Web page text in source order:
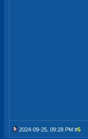
2024-09-25, 09:28 PM #5